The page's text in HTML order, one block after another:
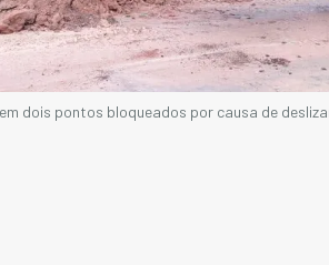
dois pontos bloqueados por causa de